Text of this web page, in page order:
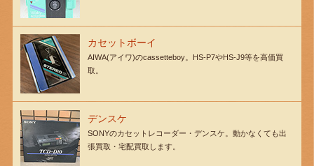
カセットボーイ
AIWA(アイワ)のcassetteboy。HS-P7やHS-J9等を高価買
取。
デンスケ
SONYのカセットレコーダー・デンスケ。動かなくても出
張買取・宅配買取します。